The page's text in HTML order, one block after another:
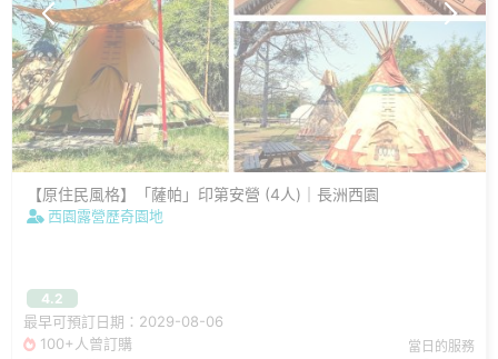
【原住民風格】「薩帕」印第安營 (4人)｜長洲西園
西園露營歷奇園地
4.2
最早可預訂日期：2029-08-06
100+人曾訂購
當日的服務